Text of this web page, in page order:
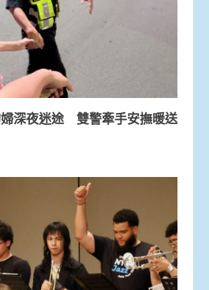
深夜迷途 雙警牽手安撫暖送